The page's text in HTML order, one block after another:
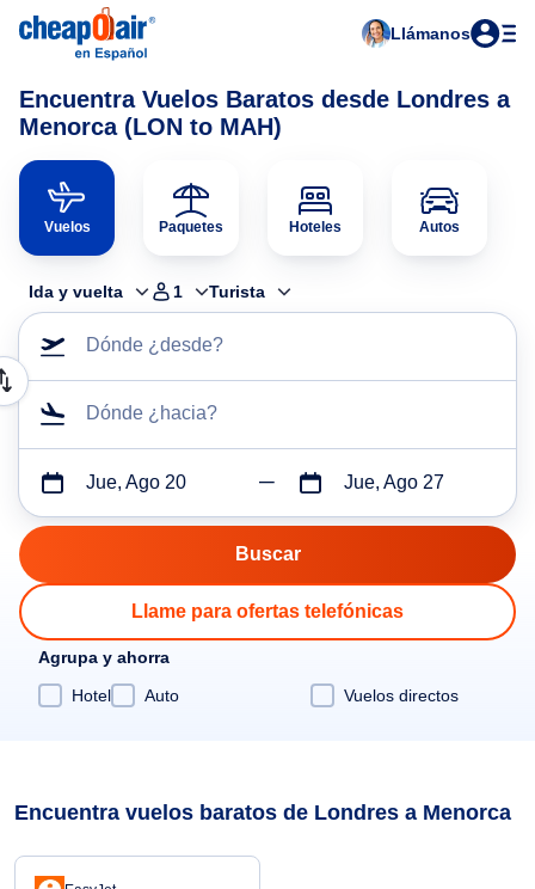
Llámanos
Encuentra Vuelos Baratos desde Londres a
Menorca (LON to MAH)
Vuelos Paquetes Hoteles Autos
Ida y vuelta 1 Turista
Dónde ¿desde?
Dónde ¿hacia?
Jue, Ago 20 Jue, Ago 27
Llame para ofertas telefónicas
Agrupa y ahorra
Hotel
Auto Vuelos directos
Encuentra vuelos baratos de Londres a Menorca